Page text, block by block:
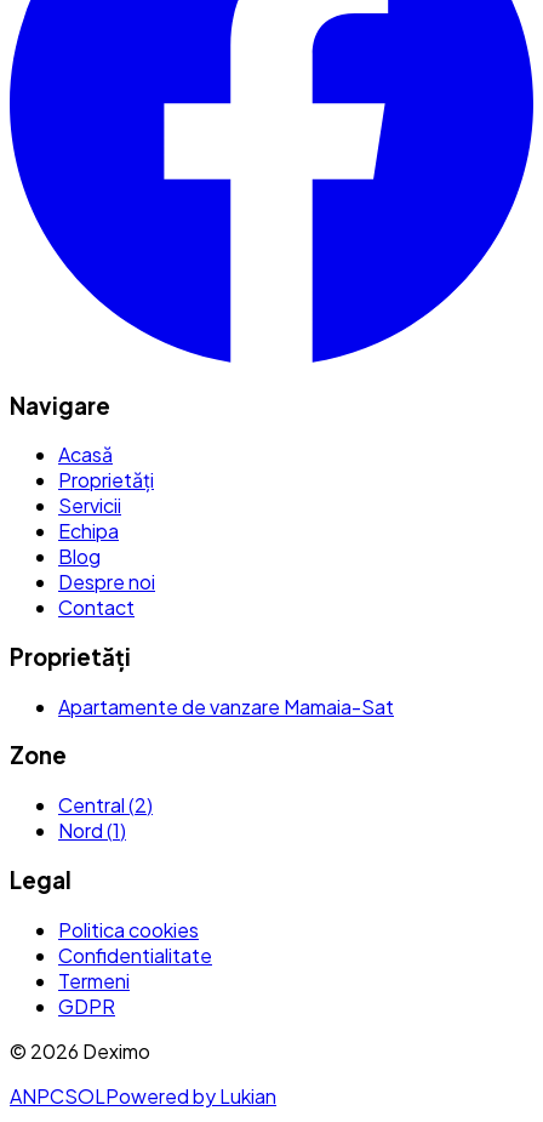
Navigare
Acasă
Proprietăți
Servicii
Echipa
Blog
Despre noi
Contact
Proprietăți
Apartamente de vanzare Mamaia-Sat
Zone
Central(2)
Nord(1)
Legal
Politica cookies
Confidentialitate
Termeni
GDPR
© 2026 Deximo
ANPCSOLPowered by Lukian